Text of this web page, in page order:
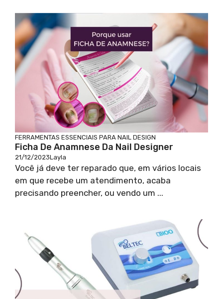
FERRAMENTAS ESSENCIAIS PARA NAIL DESIGN
Ficha De Anamnese Da Nail Designer
21/12/2023Layla
Você já deve ter reparado que, em vários locais
em que recebe um atendimento, acaba
precisando preencher, ou vendo um ...